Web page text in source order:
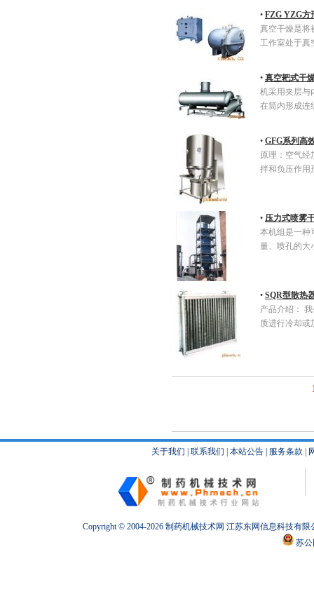
• FZG YZG方
真空干燥是将
工作室处于真
• 真空耙式干
机采用夹层
在筒内形成
• GFG系列高
原理：空气经
拌和负压作用
• 压力式喷雾
本机组是一种
量、喷孔的大
• SQR型散热
产品介绍：
质进行冷却或
关于我们 联系我们 本站公告| 服务条款
Copyright © 2004-2026 制药机械技术网 江苏东网信息科技有
苏公